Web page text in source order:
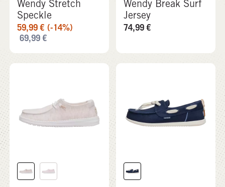
Wendy Stretch
Speckle
59,99€ (-14%)
69,99€
Wendy Break Surf
Jersey
74,99€